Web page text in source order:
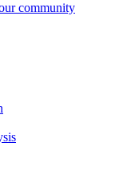
community